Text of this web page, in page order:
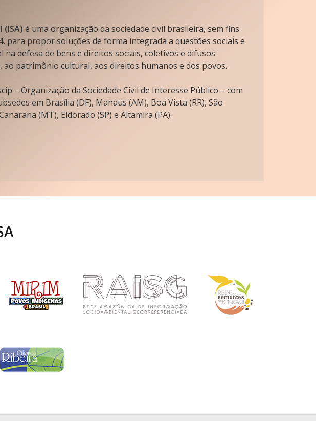
é uma organização da sociedade civil brasileira, sem fins
para propor soluções de forma integrada a questões sociais e
na defesa de bens e direitos sociais, coletivos e difusos
ao patrimônio cultural, aos direitos humanos e dos povos.
– Organização da Sociedade Civil de Interesse Público – com
em Brasília (DF), Manaus (AM), Boa Vista (RR), São
(MT), Eldorado (SP) e Altamira (PA).